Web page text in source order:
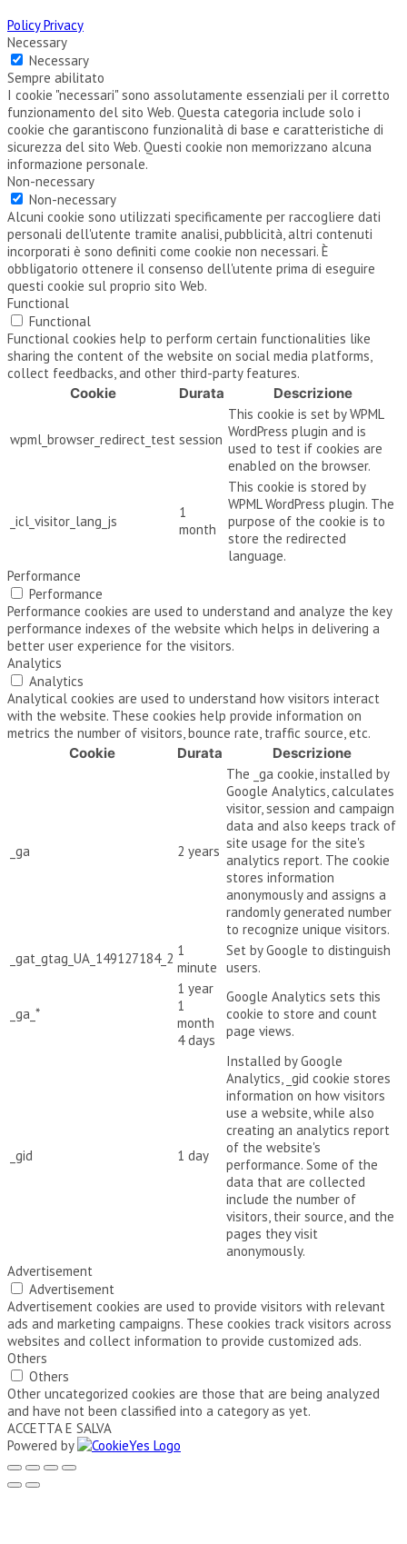
Policy Privacy
Necessary
Necessary
Sempre abilitato
I cookie "necessari" sono assolutamente essenziali per il corretto
funzionamento del sito Web. Questa categoria include solo i
cookie che garantiscono funzionalità di base e caratteristiche di
sicurezza del sito Web. Questi cookie non memorizzano alcuna
informazione personale.
Non-necessary
Non-necessary
Alcuni cookie sono utilizzati specificamente per raccogliere dati
personali dell'utente tramite analisi, pubblicità, altri contenuti
incorporati è sono definiti come cookie non necessari. È
obbligatorio ottenere il consenso dell'utente prima di eseguire
questi cookie sul proprio sito Web.
Functional
Functional
Functional cookies help to perform certain functionalities like
sharing the content of the website on social media platforms,
collect feedbacks, and other third-party features.
Cookie
Durata Descrizione
wpml_browser_redirect_test session
This cookie is set by WPML
WordPress plugin and is
used to test if cookies are
enabled on the browser.
_icl_visitor_lang_js
1
month
This cookie is stored by
WPML WordPress plugin. The
purpose of the cookie is to
store the redirected
language.
Performance
Performance
Performance cookies are used to understand and analyze the key
performance indexes of the website which helps in delivering a
better user experience for the visitors.
Analytics
Analytics
Analytical cookies are used to understand how visitors interact
with the website. These cookies help provide information on
metrics the number of visitors, bounce rate, traffic source, etc.
Cookie
Durata Descrizione
_ga 2 years
The _ga cookie, installed by
Google Analytics, calculates
visitor, session and campaign
data and also keeps track of
site usage for the site's
analytics report. The cookie
stores information
anonymously and assigns a
randomly generated number
to recognize unique visitors.
_gat_gtag_UA_149127184_2 1
minute
Set by Google to distinguish
users.
_ga_*
1 year
1
month
4 days
Google Analytics sets this
cookie to store and count
page views.
_gid 1 day
Installed by Google
Analytics, _gid cookie stores
information on how visitors
use a website, while also
creating an analytics report
of the website's
performance. Some of the
data that are collected
include the number of
visitors, their source, and the
pages they visit
anonymously.
Advertisement
Advertisement
Advertisement cookies are used to provide visitors with relevant
ads and marketing campaigns. These cookies track visitors across
websites and collect information to provide customized ads.
Others
Others
Other uncategorized cookies are those that are being analyzed
and have not been classified into a category as yet.
ACCETTA E SALVA
Powered by